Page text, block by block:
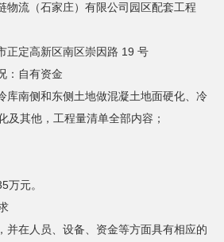
物流（石家庄）有限公司园区配套工程
正定高新区南区崇因路 19 号
：自有资金
库南侧和东侧土地做混凝土地面硬化、冷
及其他，工程量清单全部内容；
万元。
并在人员、设备、资金等方面具有相应的